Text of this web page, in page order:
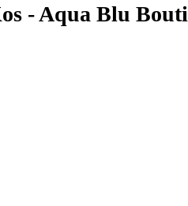
- Aqua Blu